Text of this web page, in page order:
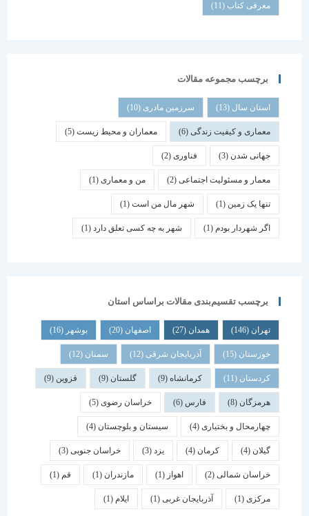
معرفی کتاب(11)
برچسب مجموعه مقالات
استان سال(13) سرزمین مادری(10)
معماری و کیفیت زندگی(6) معماران و محیط زیست(5)
جهانی شدن(3) فناوری (2)
معمار و مسئولیت اجتماعی (2) من و معماری (1)
تنها یک زمین(1) شهر مال من است(1)
اگر شهردار بودم (1) شهر به چه کسی تعلق دارد(1)
برچسب تقسیم‌بندی مقالات براساس استان
همدان اصفهان (20) بوشهر
خوزستان(15) آذربایجان شرقی(12) سمنان (12)
کردستان(11) کرمانشاه(9) گلستان (9) قزوین
هرمزگان(8) فارس خراسان رضوی(5)
چهارمحال و بختیاری (4) سیستان و بلوچستان(4)
کرمان یزد خراسان جنوبی(3)
خراسان شمالی(2) اهواز مازندران(1) قم
(1) آذربایجان غربی(1) ایلام